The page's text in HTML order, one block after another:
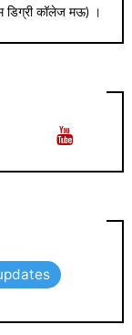
डिग्री कॉलेज मऊ) ।